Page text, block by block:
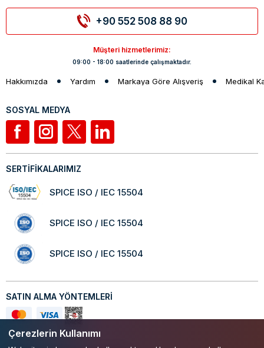
Çerezlerin Kullanımı
+90 552 508 88 90
Müşteri hizmetlerimiz:
09:00 - 18:00 saatlerinde çalışmaktadır.
Hakkımızda Yardım Markaya Göre Alışveriş Medikal
SOSYAL MEDYA
SERTİFİKALARIMIZ
SPICE ISO / IEC 15504
SPICE ISO / IEC 15504
SPICE ISO / IEC 15504
SATIN ALMA YÖNTEMLERİ